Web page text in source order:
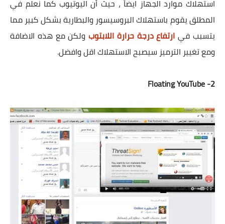
استهلاك موارد الجهاز ايضاً ، حيث أن اليوتيوب كما نعلم في
المطلق يقوم باستهلاك البروسيسور والبطارية بشكل كبير مما
يتسبب في ارتفاع درجة حرارة اللابتوبولكن مع هذه الاضافة
ومع تغيير الترميز سيصبح الاستهلاك اقل وافضل.
2- Floating YouTube